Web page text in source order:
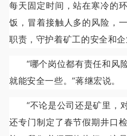
每天固定时间，站在寒冷的
饭，冒着接触人多的风险，
职责，守护着矿工的安全和企
“哪个岗位都有责任和风
就能安全一些。”蒋继宏说。
“不论是公司还是矿里，
还专门制定了春节假期井口